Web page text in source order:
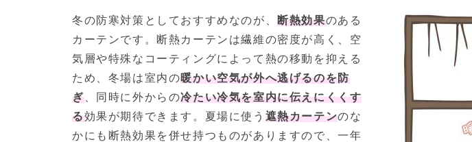
冬の防寒対策としておすすめなのが、断熱効果のある
カーテンです。断熱カーテンは繊維の密度が高く、空
気層や特殊なコーティングによって熱の移動を抑える
ため、冬場は室内の暖かい空気が外へ逃げるのを防
ぎ、同時に外からの冷たい冷気を室内に伝えにくくす
る効果が期待できます。夏場に使う 遮熱カーテンのな
かにも断熱効果を併せ持つものがありますので、一年